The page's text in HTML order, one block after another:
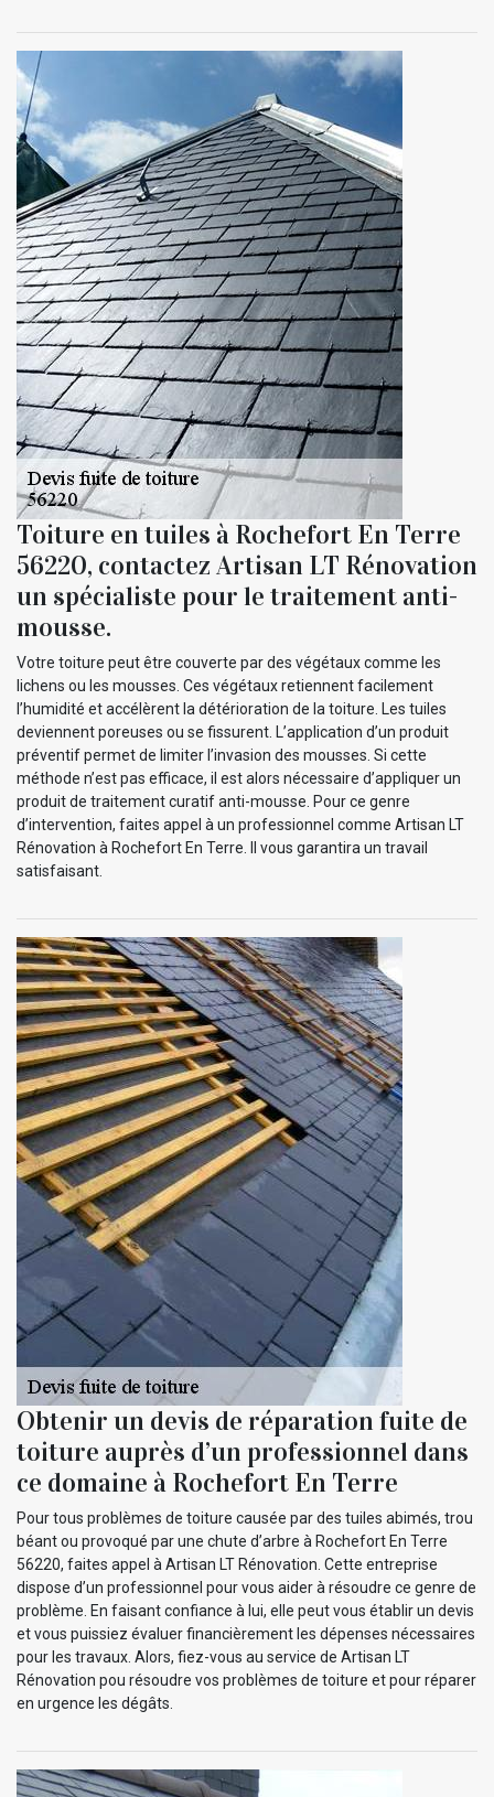
Toiture en tuiles à Rochefort En Terre
56220, contactez Artisan LT Rénovation
un spécialiste pour le traitement anti-
mousse.
Votre toiture peut être couverte par des végétaux comme les
lichens ou les mousses. Ces végétaux retiennent facilement
l’humidité et accélèrent la détérioration de la toiture. Les tuiles
deviennent poreuses ou se fissurent. L’application d’un produit
préventif permet de limiter l’invasion des mousses. Si cette
méthode n’est pas efficace, il est alors nécessaire d’appliquer un
produit de traitement curatif anti-mousse. Pour ce genre
d’intervention, faites appel à un professionnel comme Artisan LT
Rénovation à Rochefort En Terre. Il vous garantira un travail
satisfaisant.
Obtenir un devis de réparation fuite de
toiture auprès d’un professionnel dans
ce domaine à Rochefort En Terre
Pour tous problèmes de toiture causée par des tuiles abimés, trou
béant ou provoqué par une chute d’arbre à Rochefort En Terre
56220, faites appel à Artisan LT Rénovation. Cette entreprise
dispose d’un professionnel pour vous aider à résoudre ce genre de
problème. En faisant confiance à lui, elle peut vous établir un devis
et vous puissiez évaluer financièrement les dépenses nécessaires
pour les travaux. Alors, fiez-vous au service de Artisan LT
Rénovation pou résoudre vos problèmes de toiture et pour réparer
en urgence les dégâts.